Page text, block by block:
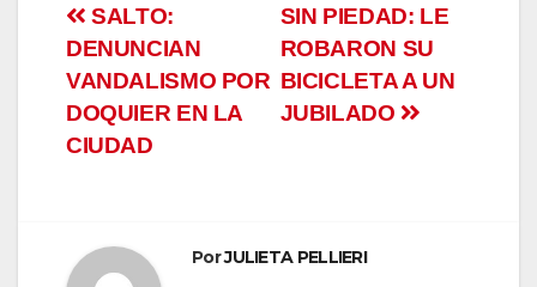
Navegación
de
entradas
SIN PIEDAD: LE
ROBARON SU
BICICLETA A UN
JUBILADO
SALTO:
DENUNCIAN
VANDALISMO POR
DOQUIER EN LA
CIUDAD
PorJULIETA PELLIERI